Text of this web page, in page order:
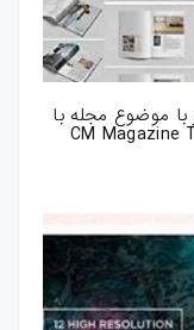
با موضوع مجله با